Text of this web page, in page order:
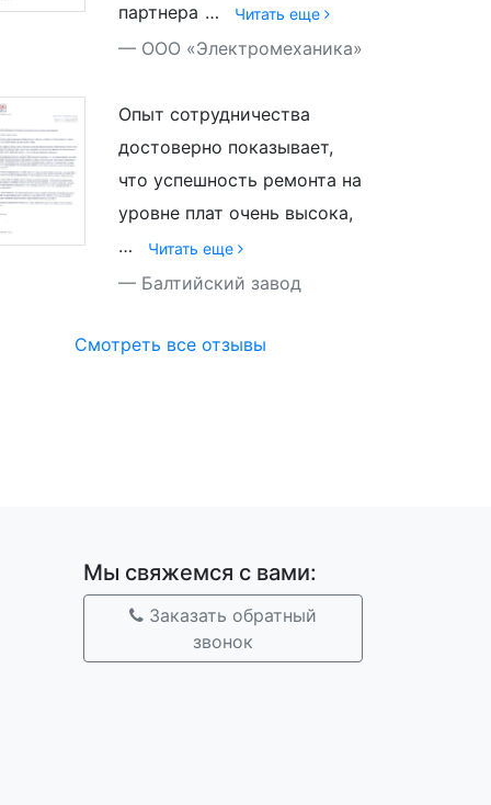
партнера … Читать еще
ООО «Электромеханика»
Опыт сотрудничества
достоверно показывает,
что успешность ремонта на
уровне плат очень высока,
…
Читать еще
Балтийский завод
Смотреть все отзывы
Мы свяжемся с вами:
Заказать обратный
звонок